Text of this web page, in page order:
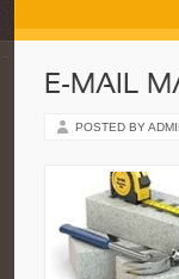
E-MAIL
POSTED BY